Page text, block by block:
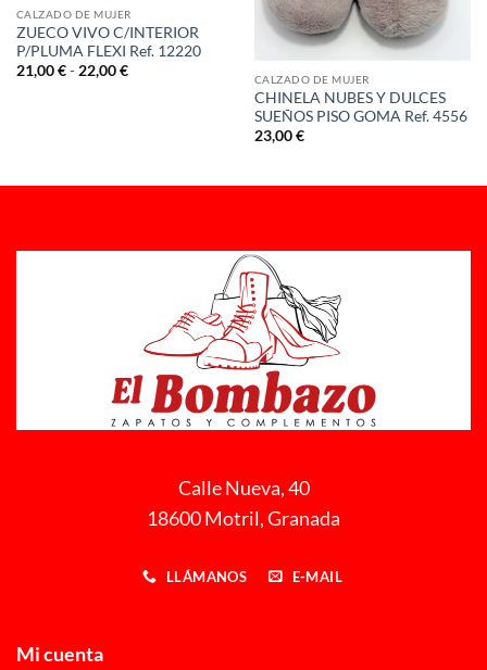
CALZADO DE MUJER
ZUECO VIVO C/INTERIOR
P/PLUMA FLEXI Ref. 12220
21,00€ - 22,00€Rango
CALZADO DE MUJER
CHINELA NUBES Y DULCES
SUEÑOS PISO GOMA Ref. 4556
23,00€
Calle Nueva, 40
18600 Motril, Granada
LLÁMANOS E-MAIL
Mi cuenta